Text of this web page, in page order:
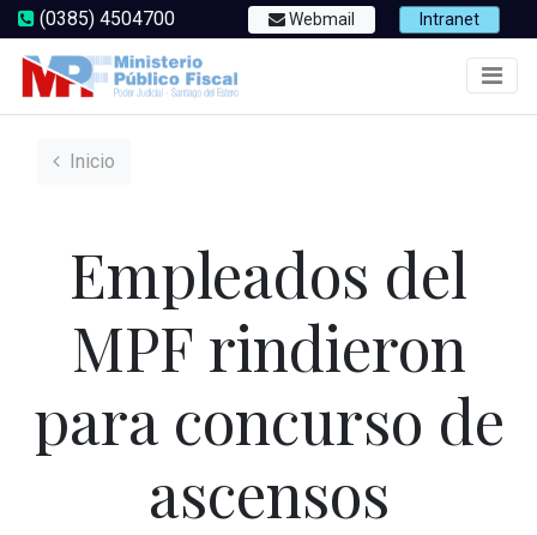
(0385) 4504700 Webmail Intranet
Inicio
Empleados del
MPF rindieron
para concurso de
ascensos